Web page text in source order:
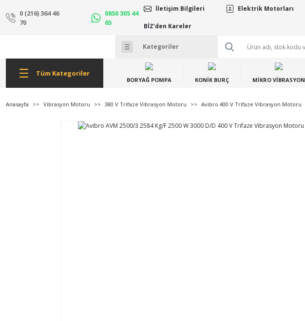
0 (216) 364 46
70
0850 305 44
65
İletişim Bilgileri Elektrik Motorları
BİZ'den Kareler
Tüm Kategoriler
BORYAĞ POMPA KONİK BURÇ MİKRO VİBRASYON
Anasayfa Vibrasyon Motoru 380 V Trifaze Vibrasyon Motoru Avibro 400 V Trifaze Vibrasyon Motoru